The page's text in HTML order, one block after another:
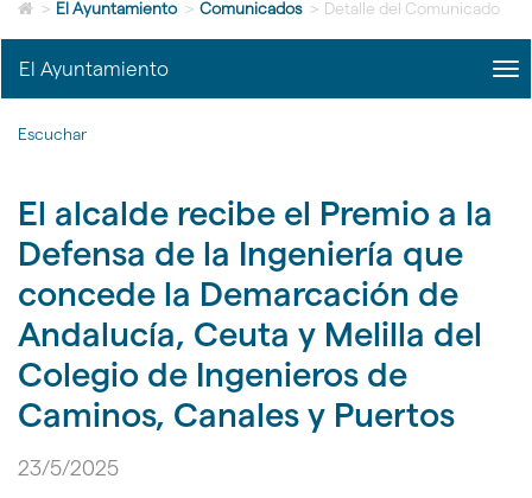
idioma
Icono
para
ir
la
inicio
> El Ayuntamiento > Comunicados > Detalle del Comunicado
El Ayuntamiento
Escuchar
El alcalde recibe el Premio a la
Defensa de la Ingeniería que
concede la Demarcación de
Andalucía, Ceuta y Melilla del
Colegio de Ingenieros de
Caminos, Canales y Puertos
23/5/2025